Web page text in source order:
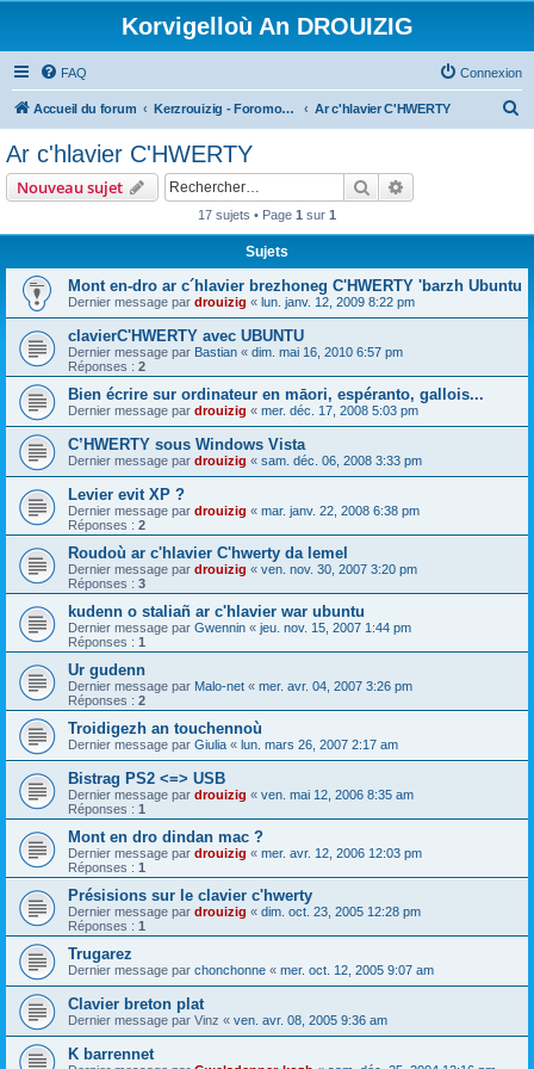
Korvigelloù An DROUIZIG
FAQ Connexion
Accueil du forum Kerzrouizig - Foromoù An Drouizig Ar c'hlavier C'HWERTY
Ar c'hlavier C'HWERTY
Nouveau sujet Rechercher
17 sujets • Page 1 sur 1
Sujets
Mont en-dro ar c´hlavier brezhoneg C'HWERTY 'barzh Ubuntu
Dernier message par drouizig « lun. janv. 12, 2009 8:22 pm
clavierC'HWERTY avec UBUNTU
Dernier message par Bastian « dim. mai 16, 2010 6:57 pm
Réponses : 2
Bien écrire sur ordinateur en māori, espéranto, gallois...
Dernier message par drouizig « mer. déc. 17, 2008 5:03 pm
C’HWERTY sous Windows Vista
Dernier message par drouizig « sam. déc. 06, 2008 3:33 pm
Levier evit XP ?
Dernier message par drouizig « mar. janv. 22, 2008 6:38 pm
Réponses : 2
Roudoù ar c'hlavier C'hwerty da lemel
Dernier message par drouizig « ven. nov. 30, 2007 3:20 pm
Réponses : 3
kudenn o staliañ ar c'hlavier war ubuntu
Dernier message par Gwennin « jeu. nov. 15, 2007 1:44 pm
Réponses : 1
Ur gudenn
Dernier message par Malo-net « mer. avr. 04, 2007 3:26 pm
Réponses : 2
Troidigezh an touchennoù
Dernier message par Giulia « lun. mars 26, 2007 2:17 am
Bistrag PS2 <=> USB
Dernier message par drouizig « ven. mai 12, 2006 8:35 am
Réponses : 1
Mont en dro dindan mac ?
Dernier message par drouizig « mer. avr. 12, 2006 12:03 pm
Réponses : 1
Présisions sur le clavier c'hwerty
Dernier message par drouizig « dim. oct. 23, 2005 12:28 pm
Réponses : 1
Trugarez
Dernier message par chonchonne « mer. oct. 12, 2005 9:07 am
Clavier breton plat
Dernier message par Vinz « ven. avr. 08, 2005 9:36 am
K barrennet